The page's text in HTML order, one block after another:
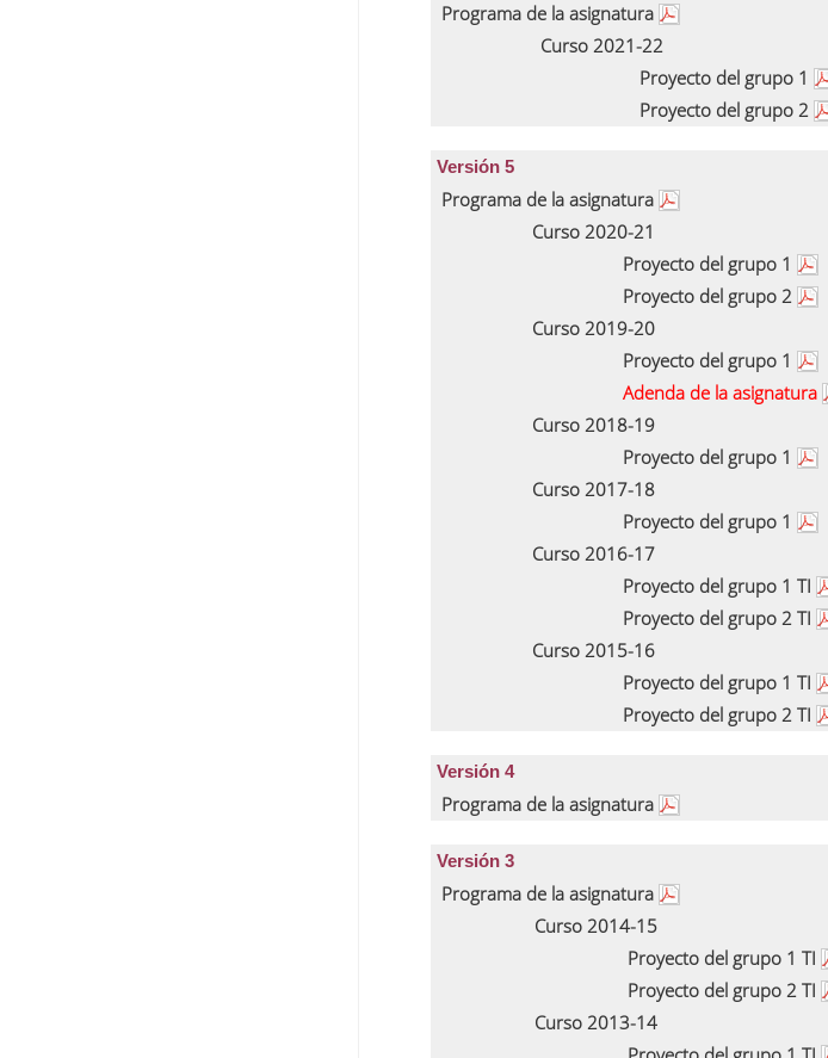
Programa de la asignatura
Curso 2021-22
Proyecto del grupo 1
Proyecto del grupo 2
Versión 5
Programa de la asignatura
Curso 2020-21
Proyecto del grupo 1
Proyecto del grupo 2
Curso 2019-20
Proyecto del grupo 1
Adenda de la asignatura
Curso 2018-19
Proyecto del grupo 1
Curso 2017-18
Proyecto del grupo 1
Curso 2016-17
Proyecto del grupo 1 TI
Proyecto del grupo 2 TI
Curso 2015-16
Proyecto del grupo 1 TI
Proyecto del grupo 2 TI
Versión 4
Programa de la asignatura
Versión 3
Programa de la asignatura
Curso 2014-15
Proyecto del grupo 1 TI
Proyecto del grupo 2 TI
Curso 2013-14